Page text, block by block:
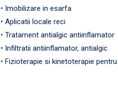
• Imobilizare in esarfa
• Aplicatii locale reci
• Tratament antialgic antiinflamator
• Infiltratii antiinflamator, antialgic
• Fizioterapie si kinetoterapie